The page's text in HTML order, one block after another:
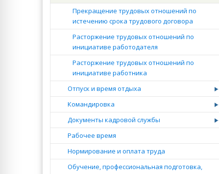
Прекращение трудовых отношений по
истечению срока трудового договора
Расторжение трудовых отношений по
инициативе работодателя
Расторжение трудовых отношений по
инициативе работника
Отпуск и время отдыха
Командировка
Документы кадровой службы
Рабочее время
Нормирование и оплата труда
Обучение, профессиональная подготовка,